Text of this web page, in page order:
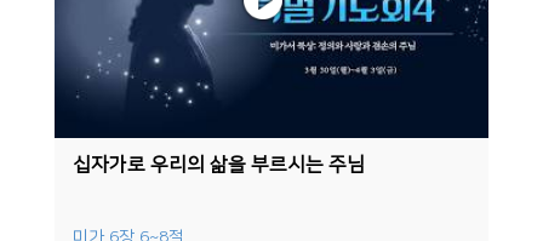
십자가로 우리의 삶을 부르시는 주님